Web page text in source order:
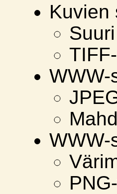
Kuvien